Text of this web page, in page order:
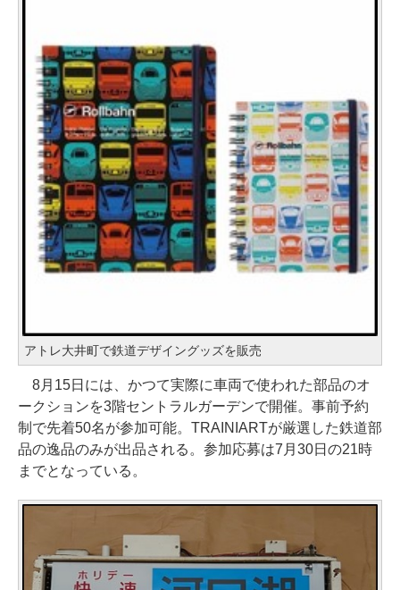
アトレ大井町で鉄道デザイングッズを販売
8月15日には、かつて実際に車両で使われた部品のオ
ークションを3階セントラルガーデンで開催。事前予約
制で先着50名が参加可能。TRAINIARTが厳選した鉄道部
品の逸品のみが出品される。参加応募は7月30日の21時
までとなっている。